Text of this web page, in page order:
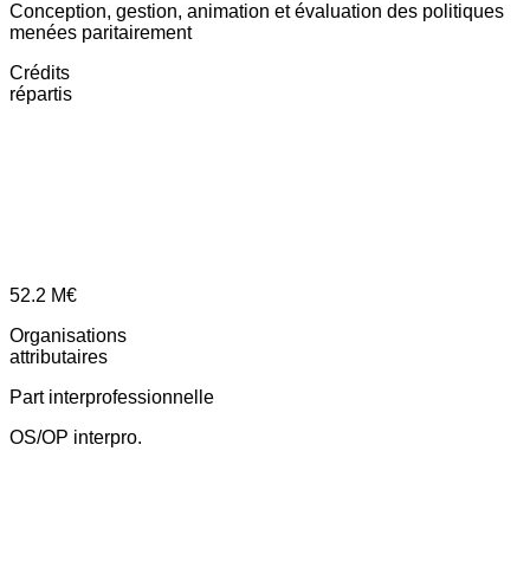
Conception, gestion, animation et évaluation des politiques
menées paritairement
Crédits
répartis
52.2 M€
Organisations
attributaires
Part interprofessionnelle
OS/OP interpro.